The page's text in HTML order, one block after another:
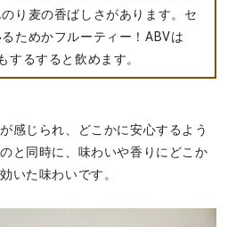
り麦の香ばしさがあります。セ
ためかフルーティー！ABVは
するすると飲めます。
感じられ、どこかに安心するよう
と同時に、味わいや香りにどこか
いた味わいです。